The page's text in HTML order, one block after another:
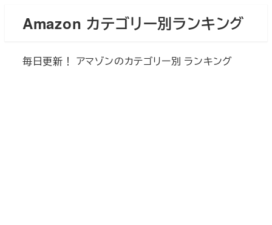
Amazon カテゴリー別ランキング
毎日更新！ アマゾンのカテゴリー別 ランキング